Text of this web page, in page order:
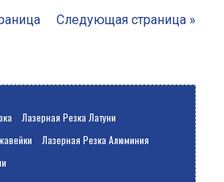
Следующая страница »
Лазерная Резка Латуни
Лазерная Резка Алюминия